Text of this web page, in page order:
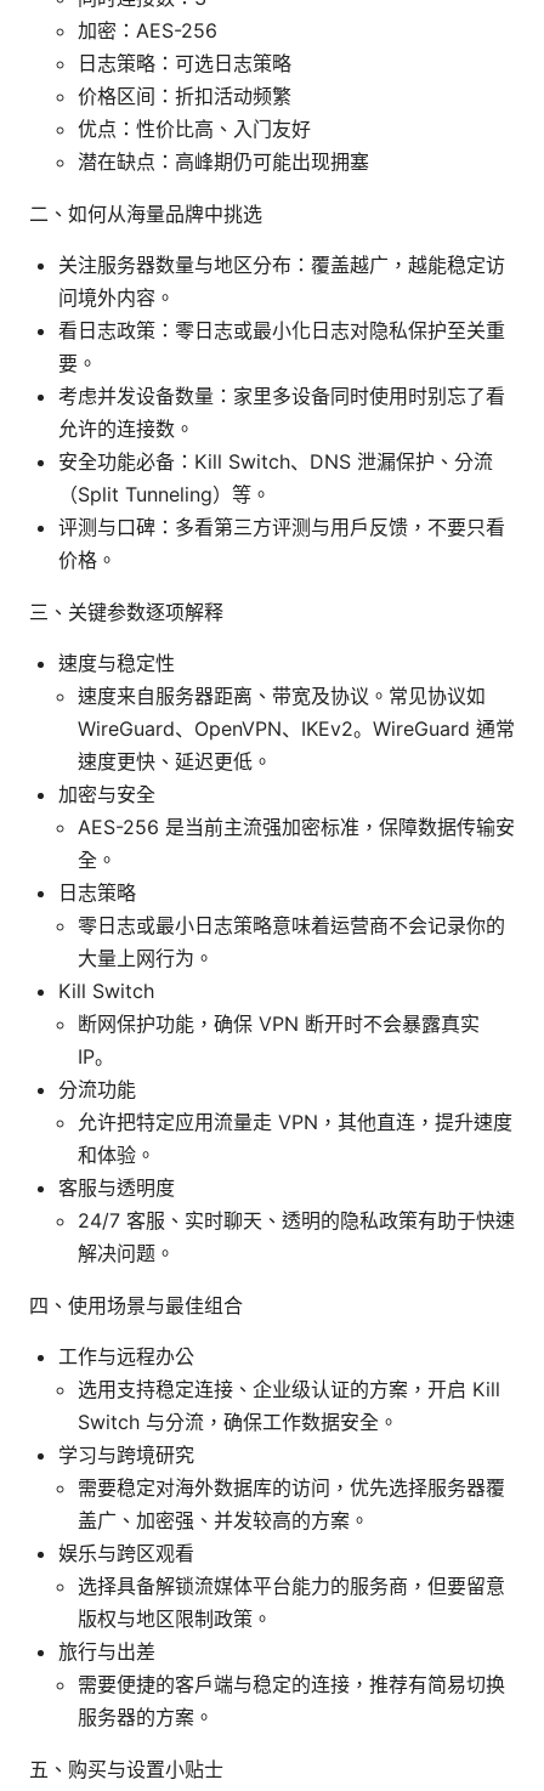
加密：AES-256
日志策略：可选日志策略
价格区间：折扣活动频繁
优点：性价比高、入门友好
潜在缺点：高峰期仍可能出现拥塞
二、如何从海量品牌中挑选
关注服务器数量与地区分布：覆盖越广，越能稳定访
问境外内容。
看日志政策：零日志或最小化日志对隐私保护至关重
要。
考虑并发设备数量：家里多设备同时使用时别忘了看
允许的连接数。
安全功能必备：Kill Switch、DNS 泄漏保护、分流
（Split Tunneling）等。
评测与口碑：多看第三方评测与用户反馈，不要只看
价格。
三、关键参数逐项解释
速度与稳定性
速度来自服务器距离、带宽及协议。常见协议如
WireGuard、OpenVPN、IKEv2。WireGuard 通常
速度更快、延迟更低。
加密与安全
AES-256 是当前主流强加密标准，保障数据传输安
全。
日志策略
零日志或最小日志策略意味着运营商不会记录你的
大量上网行为。
Kill Switch
断网保护功能，确保 VPN 断开时不会暴露真实
IP。
分流功能
允许把特定应用流量走 VPN，其他直连，提升速度
和体验。
客服与透明度
24/7 客服、实时聊天、透明的隐私政策有助于快速
解决问题。
四、使用场景与最佳组合
工作与远程办公
选用支持稳定连接、企业级认证的方案，开启 Kill
Switch 与分流，确保工作数据安全。
学习与跨境研究
需要稳定对海外数据库的访问，优先选择服务器覆
盖广、加密强、并发较高的方案。
娱乐与跨区观看
选择具备解锁流媒体平台能力的服务商，但要留意
版权与地区限制政策。
旅行与出差
需要便捷的客户端与稳定的连接，推荐有简易切换
服务器的方案。
五、购买与设置小贴士